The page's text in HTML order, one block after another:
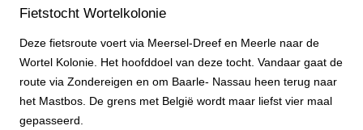
Fietstocht Wortelkolonie
Deze fietsroute voert via Meersel-Dreef en Meerle naar de
Wortel Kolonie. Het hoofddoel van deze tocht. Vandaar gaat de
route via Zondereigen en om Baarle- Nassau heen terug naar
het Mastbos. De grens met België wordt maar liefst vier maal
gepasseerd.